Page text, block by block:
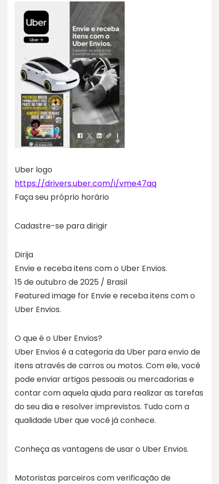
Uber logo
https://drivers.uber.com/i/vme47aq
Faça seu próprio horário
Cadastre-se para dirigir
Dirija
Envie e receba itens com o Uber Envios.
15 de outubro de 2025 / Brasil
Featured image for Envie e receba itens com o
Uber Envios.
O que é o Uber Envios?
Uber Envios é a categoria da Uber para envio de
itens através de carros ou motos. Com ele, você
pode enviar artigos pessoais ou mercadorias e
contar com aquela ajuda para realizar as tarefas
do seu dia e resolver imprevistos. Tudo com a
qualidade Uber que você já conhece.
Conheça as vantagens de usar o Uber Envios.
Motoristas parceiros com verificação de